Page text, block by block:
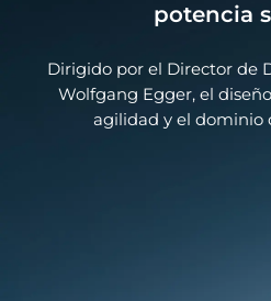
potencia
Dirigido por el Director de
Wolfgang Egger, el
agilidad y el dominio